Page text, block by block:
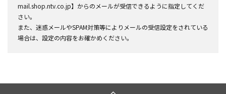
mail.shop.ntv.co.jp】からのメールが受信できるように指定してくだ
さい。
また、迷惑メールやSPAM対策等によりメールの受信設定をされている
場合は、設定の内容をお確かめください。